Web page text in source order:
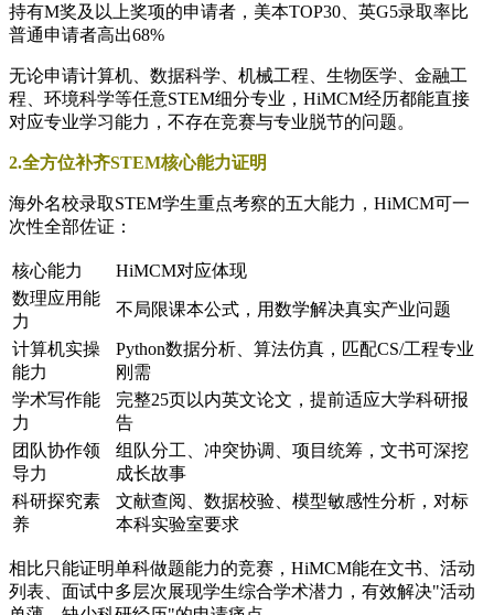
持有M奖及以上奖项的申请者，美本TOP30、英G5录取率比
普通申请者高出68%
无论申请计算机、数据科学、机械工程、生物医学、金融工
程、环境科学等任意STEM细分专业，HiMCM经历都能直接
对应专业学习能力，不存在竞赛与专业脱节的问题。
2.全方位补齐STEM核心能力证明
海外名校录取STEM学生重点考察的五大能力，HiMCM可一
次性全部佐证：
核心能力
HiMCM对应体现
数理应用能
力
不局限课本公式，用数学解决真实产业问题
计算机实操
能力
Python数据分析、算法仿真，匹配CS/工程专业
刚需
学术写作能
力
完整25页以内英文论文，提前适应大学科研报
告
团队协作领
导力
组队分工、冲突协调、项目统筹，文书可深挖
成长故事
科研探究素
养
文献查阅、数据校验、模型敏感性分析，对标
本科实验室要求
相比只能证明单科做题能力的竞赛，HiMCM能在文书、活动
列表、面试中多层次展现学生综合学术潜力，有效解决"活动